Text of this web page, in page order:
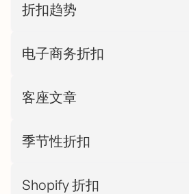
折扣趋势
电子商务折扣
客座文章
季节性折扣
Shopify 折扣